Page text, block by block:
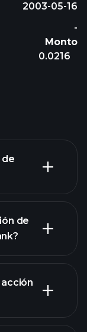
-
2003-05-16
Monto
0.0216
de
de